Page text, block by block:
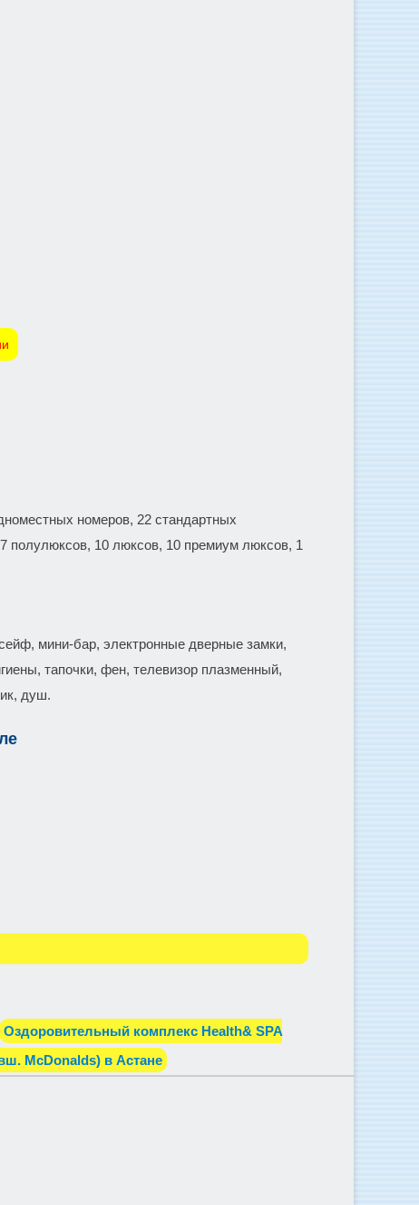
номеров, 22 стандартных
полулюксов, 10 люксов, 10 премиум люксов, 1
мини-бар, электронные дверные замки,
тапочки, фен, телевизор плазменный,
душ.
Оздоровительный комплекс Health& SPA
McDonalds) в Астане